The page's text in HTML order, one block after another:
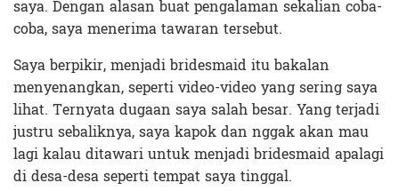
saya. Dengan alasan buat pengalaman sekalian coba-
coba, saya menerima tawaran tersebut.
Saya berpikir, menjadi bridesmaid itu bakalan
menyenangkan, seperti video-video yang sering saya
lihat. Ternyata dugaan saya salah besar. Yang terjadi
justru sebaliknya, saya kapok dan nggak akan mau
lagi kalau ditawari untuk menjadi bridesmaid apalagi
di desa-desa seperti tempat saya tinggal.